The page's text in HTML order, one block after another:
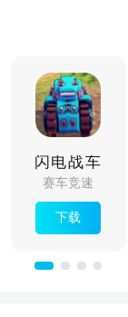
闪电战车
赛车竞速
下载